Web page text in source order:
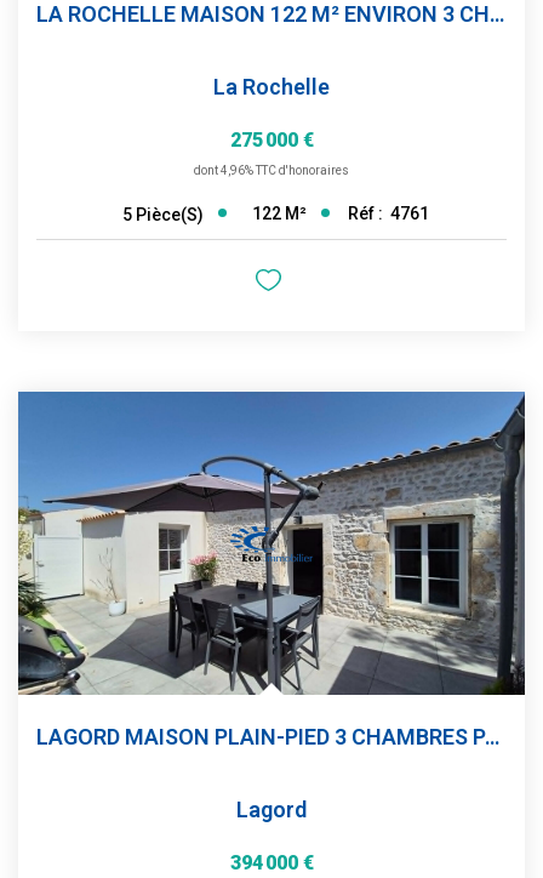
Nous Rejoindre
CONTACT
LA ROCHELLE MAISON 122 M² ENVIRON 3 CHAMBRES ATELIER +...
La Rochelle
275 000 €
dont 4,96% TTC d'honoraires
5 Pièce(s) 122 M² Réf : 4761
LAGORD MAISON PLAIN-PIED 3 CHAMBRES PARKING
Lagord
394 000 €